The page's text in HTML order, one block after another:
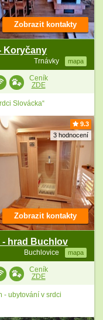
Koryčany
Trnávky mapa
Zobrazit kontakty
Ceník
ZDE
Slovácka“
9.3
3 hodnocení
- hrad Buchlov
Buchlovice mapa
Zobrazit kontakty
Ceník
ZDE
- ubytování v srdci